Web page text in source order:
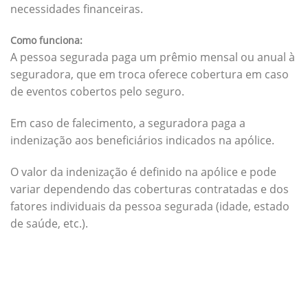
necessidades financeiras.
Como funciona:
A pessoa segurada paga um prêmio mensal ou anual à
seguradora, que em troca oferece cobertura em caso
de eventos cobertos pelo seguro.
Em caso de falecimento, a seguradora paga a
indenização aos beneficiários indicados na apólice.
O valor da indenização é definido na apólice e pode
variar dependendo das coberturas contratadas e dos
fatores individuais da pessoa segurada (idade, estado
de saúde, etc.).